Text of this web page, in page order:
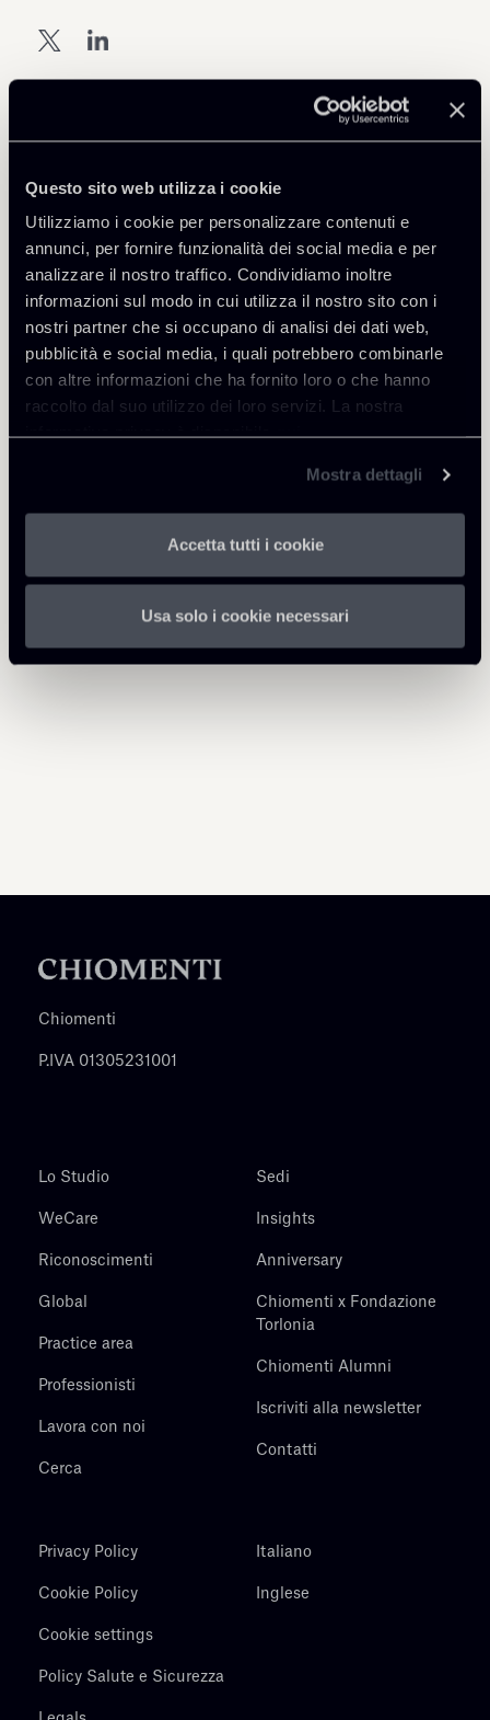
Questo sito web utilizza i cookie
Utilizziamo i cookie per personalizzare contenuti e
annunci, per fornire funzionalità dei social media e per
analizzare il nostro traffico. Condividiamo inoltre
informazioni sul modo in cui utilizza il nostro sito con i
nostri partner che si occupano di analisi dei dati web,
pubblicità e social media, i quali potrebbero combinarle
con altre informazioni che ha fornito loro o che hanno
raccolto dal suo utilizzo dei loro servizi. La nostra
informativa privacy è disponibilequi.
Mostra dettagli
Accetta tutti i cookie
Usa solo i cookie necessari
Approfondisci
Debt Finance
Public Law, Regulatory & Authorities
Scarica Allegati
Newsalert-Commissione-UE-
approvazione-misure-DL-
Rilancio-17092020.pdf
261 Kb
Chiomenti
P.IVA 01305231001
Lo Studio
WeCare
Riconoscimenti
Global
Practice area
Professionisti
Lavora con noi
Cerca
Sedi
Insights
Anniversary
Chiomenti x Fondazione
Torlonia
Chiomenti Alumni
Iscriviti alla newsletter
Contatti
Privacy Policy
Cookie Policy
Cookie settings
Policy Salute e Sicurezza
Italiano
Inglese